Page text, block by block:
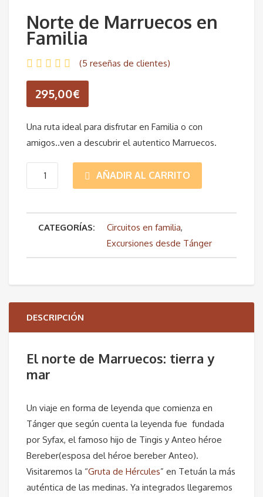
Norte de Marruecos en
Familia
(5 reseñas de clientes)
295,00€
Una ruta ideal para disfrutar en Familia o con
amigos..ven a descubrir el autentico Marruecos.
Norte
Marruecos
en
AÑADIR AL CARRITO
CATEGORÍAS: Circuitos en familia,
Excursiones desde Tánger
DESCRIPCIÓN
El norte de Marruecos: tierra y
mar
Un viaje en forma de leyenda que comienza en
Tánger que según cuenta la leyenda fue fundada
por Syfax, el famoso hijo de Tingis y Anteo héroe
Bereber(esposa del héroe bereber Anteo).
Visitaremos la “Gruta de Hércules” en Tetuán la más
auténtica de las medinas. Ya integrados llegaremos